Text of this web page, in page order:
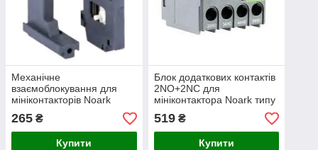
Механічне
взаємоблокування для
мініконтакторів Noark
265 ₴
Купити
Блок додаткових контактів
2NO+2NC для
мініконтактора Noark типу
519₴
Купити